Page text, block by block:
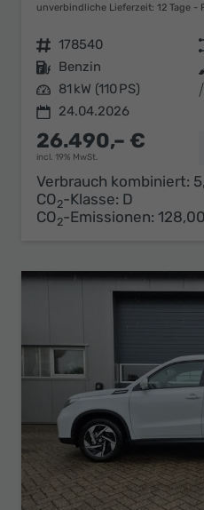
unverbindliche Lieferzeit: 12 Tage
Fahrzeugnr. 178540
Kraftstoff Benzin
Leistung 81 kW (110 PS)
24.04.2026
26.490,– €
incl. 19% MwSt.
Verbrauch kombiniert:
CO2-Klasse: D
CO2-Emissionen: